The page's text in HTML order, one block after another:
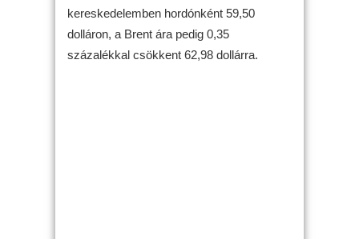
kereskedelemben hordónként 59,50
dolláron, a Brent ára pedig 0,35
százalékkal csökkent 62,98 dollárra.